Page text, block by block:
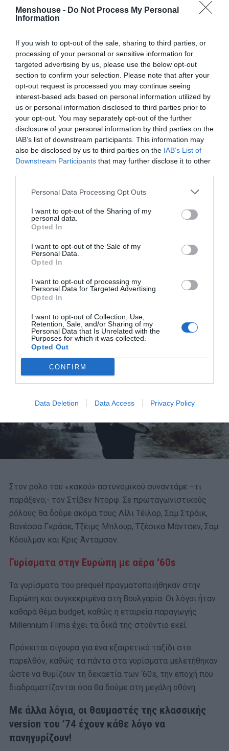
Menshouse - Do Not Process My Personal
Information
If you wish to opt-out of the sale, sharing to third parties, or
processing of your personal or sensitive information for
targeted advertising by us, please use the below opt-out
section to confirm your selection. Please note that after your
opt-out request is processed you may continue seeing
interest-based ads based on personal information utilized by
us or personal information disclosed to third parties prior to
your opt-out. You may separately opt-out of the further
disclosure of your personal information by third parties on the
IAB’s list of downstream participants. This information may
also be disclosed by us to third parties on the IAB’s List of
Downstream Participants that may further disclose it to other
Personal Data Processing Opt Outs
I want to opt-out of the Sharing of my
personal data.
Opted In
I want to opt-out of the Sale of my
Personal Data.
Opted In
I want to opt-out of processing my
Personal Data for Targeted Advertising.
Opted In
I want to opt-out of Collection, Use,
Retention, Sale, and/or Sharing of my
Personal Data that Is Unrelated with the
Purposes for which it was collected.
Opted Out
CONFIRM
Data Deletion Data Access Privacy Policy
29χρονος Βρετανός Φιν Τζόουνς –γνωστός
από το Game of Thrones-, ο οποίος θα
υποδυθεί το «τέρας» σε νεαρή ηλικία. Είπαμε,
άλλωστε, πρόκειται για prequel!
«Leatherface»: Η υπόθεση
Ο μετέπειτα ψυχικά άρρωστος εκτελεστής με το
πριόνι, συναντάται σε νεαρή ηλικία. Ο ίδιος και ακόμα
τρεις συγκρατούμενοί του στην ψυχιατρική κλινική
όπου βρίσκεται έγκλειστος, δραπετεύουν. Μαζί τους
και… βυθίζουν στον απόλυτο εφιάλτη.
Η εμπλοκή ενός εξίσου διαταραγμένου
αστυνομικού καθιστά τη μοίρα του
Leatherface τραγική: Ένα αδυσώπητο τέρας
γεμάτο μίσος και οργή για κάθε τι ζωντανό
νεαρού που μέλλει να εξελιχθεί στο πιο
σκληρό «τέρας» έχει καταστραφεί για πάντα.
Στον ρόλο του «κακού» αστυνομικού συναντάμε –τι
παράξενο;- τον Στίβεν Ντορφ. Σε πρωταγωνιστικούς
ρόλους θα δούμε ακόμα τους Λίλι Τέιλορ, Σαμ Στράικ,
Βανέσσα Γκράσε, Τζέιμς Μπλουρ, Τζέσικα Μάντσεν, Σαμ
Κόουλμαν και Κρις Άνταμσον.
Γυρίσματα στην Ευρώπη με αέρα ‘60s
Τα γυρίσματα του prequel πραγματοποιήθηκαν στην
Ευρώπη και συγκεκριμένα στη Βουλγαρία. Οι λόγοι ήταν
καθαρά θέμα budget, καθώς η εταιρεία παραγωγής
Millennium Films έχει τα δικά της στούντιο εκεί.
Πρόκειται σίγουρα για ένα εξαιρετικό ταξίδι στο
παρελθόν, καθώς τα πάντα στα γυρίσματα μελετήθηκαν
ώστε να θυμίζουν τη δεκαετία των ‘60s, την εποχή που
διαδραματίζονται όσα θα δούμε στη μεγάλη οθόνη.
Με άλλα λόγια, οι θαυμαστές της κλασσικής
version του ’74 έχουν κάθε λόγο να
πανηγυρίζουν!